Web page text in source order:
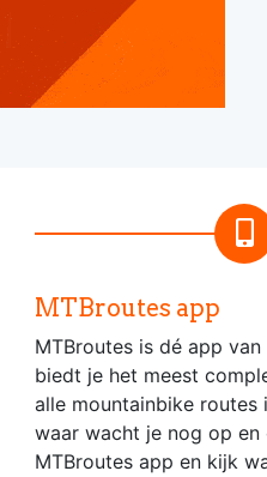
MTBroutes app
MTBroutes is dé app
biedt je het meest
alle mountainbike routes
waar wacht je nog op
MTBroutes app en kijk